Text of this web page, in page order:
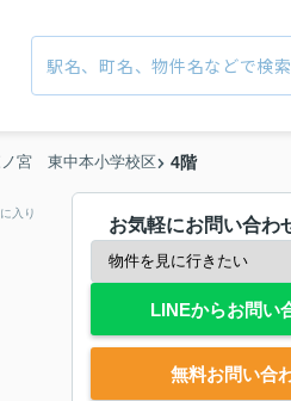
ノ宮 東中本小学校区 4階
入り
お気軽にお問い合わ
LINEからお問い
無料お問い合